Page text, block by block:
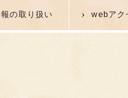
の取り扱い webアク